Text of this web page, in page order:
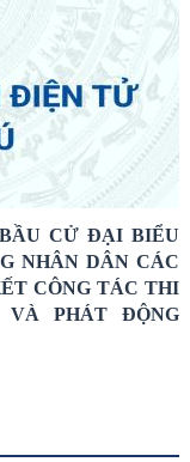
CỬ ĐẠI BIỂU
NHÂN DÂN CÁC
CÔNG TÁC THI
VÀ PHÁT ĐỘNG